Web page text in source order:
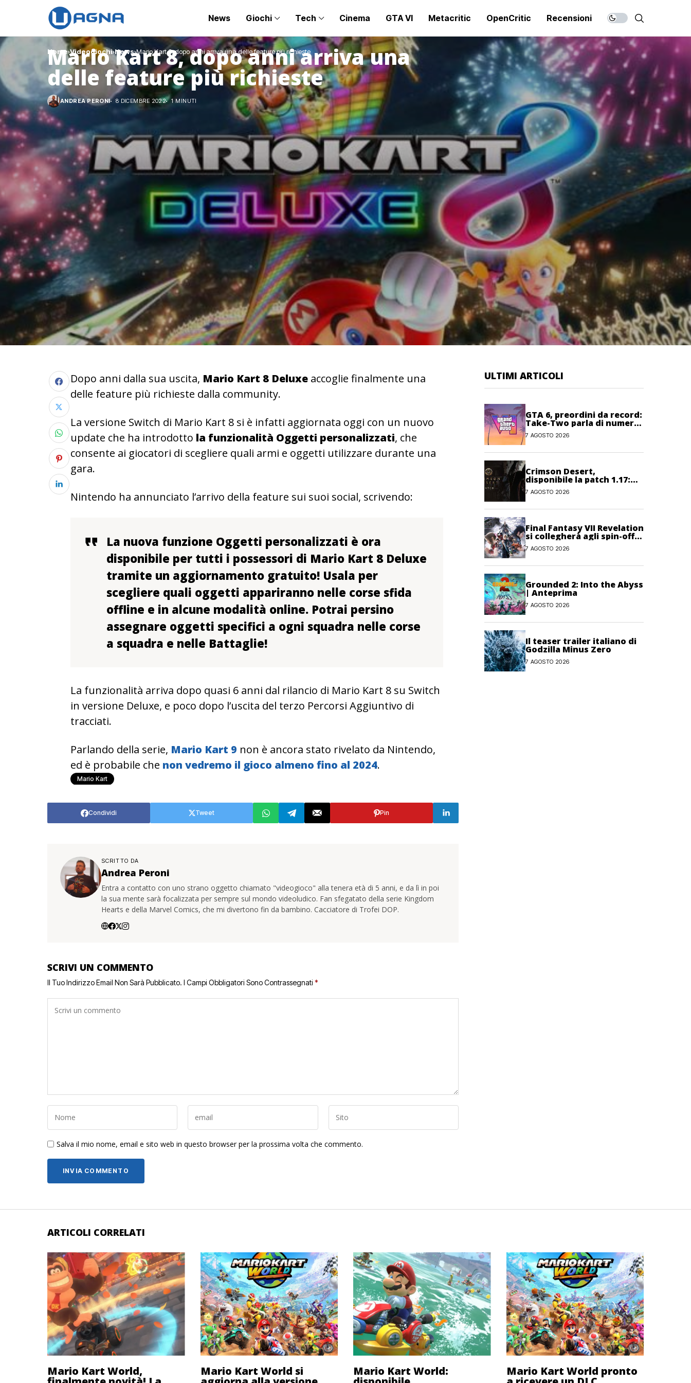
News Giochi Tech Cinema GTA VI Metacritic OpenCritic Recensioni
Home Videogiochi News Mario Kart 8, dopo anni arriva una delle feature più richieste
Mario Kart 8, dopo anni arriva una
delle feature più richieste
ANDREA PERONI 8 DICEMBRE 2022 1 MINUTI
Dopo anni dalla sua uscita, Mario Kart 8 Deluxe accoglie finalmente una
delle feature più richieste dalla community.
La versione Switch di Mario Kart 8 si è infatti aggiornata oggi con un nuovo
update che ha introdotto la funzionalità Oggetti personalizzati, che
consente ai giocatori di scegliere quali armi e oggetti utilizzare durante una
gara.
Nintendo ha annunciato l’arrivo della feature sui suoi social, scrivendo:
La nuova funzione Oggetti personalizzati è ora
disponibile per tutti i possessori di Mario Kart 8 Deluxe
tramite un aggiornamento gratuito! Usala per
scegliere quali oggetti appariranno nelle corse sfida
offline e in alcune modalità online. Potrai persino
assegnare oggetti specifici a ogni squadra nelle corse
a squadra e nelle Battaglie!
La funzionalità arriva dopo quasi 6 anni dal rilancio di Mario Kart 8 su Switch
in versione Deluxe, e poco dopo l’uscita del terzo Percorsi Aggiuntivo di
tracciati.
Parlando della serie, Mario Kart 9 non è ancora stato rivelato da Nintendo,
ed è probabile che non vedremo il gioco almeno fino al 2024.
Mario Kart
Condividi Tweet Pin
SCRITTO DA
Andrea Peroni
Entra a contatto con uno strano oggetto chiamato "videogioco" alla tenera età di 5 anni, e da lì in poi
la sua mente sarà focalizzata per sempre sul mondo videoludico. Fan sfegatato della serie Kingdom
Hearts e della Marvel Comics, che mi divertono fin da bambino. Cacciatore di Trofei DOP.
SCRIVI UN COMMENTO
Il Tuo Indirizzo Email Non Sarà Pubblicato. I Campi Obbligatori Sono Contrassegnati *
Salva il mio nome, email e sito web in questo browser per la prossima volta che commento.
ULTIMI ARTICOLI
GTA 6, preordini da record:
Take-Two parla di numeri
“senza precedenti”
7 AGOSTO 2026
Crimson Desert,
disponibile la patch 1.17:
correzioni per sfide,
combattimento e
7 AGOSTO 2026
Final Fantasy VII Revelation
si collegherà agli spin-off
di FF7: Hamaguchi non si
pone limiti
7 AGOSTO 2026
Grounded 2: Into the Abyss
| Anteprima
7 AGOSTO 2026
Il teaser trailer italiano di
Godzilla Minus Zero
7 AGOSTO 2026
ARTICOLI CORRELATI
Mario Kart World, Mario Kart World si Mario Kart World: Mario Kart World pronto